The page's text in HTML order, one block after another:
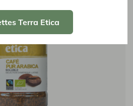
Terra Etica